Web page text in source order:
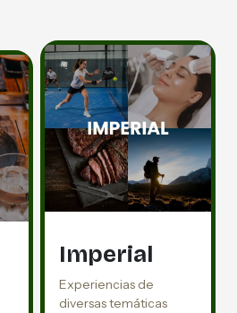
Imperial
Experiencias de
diversas temáticas